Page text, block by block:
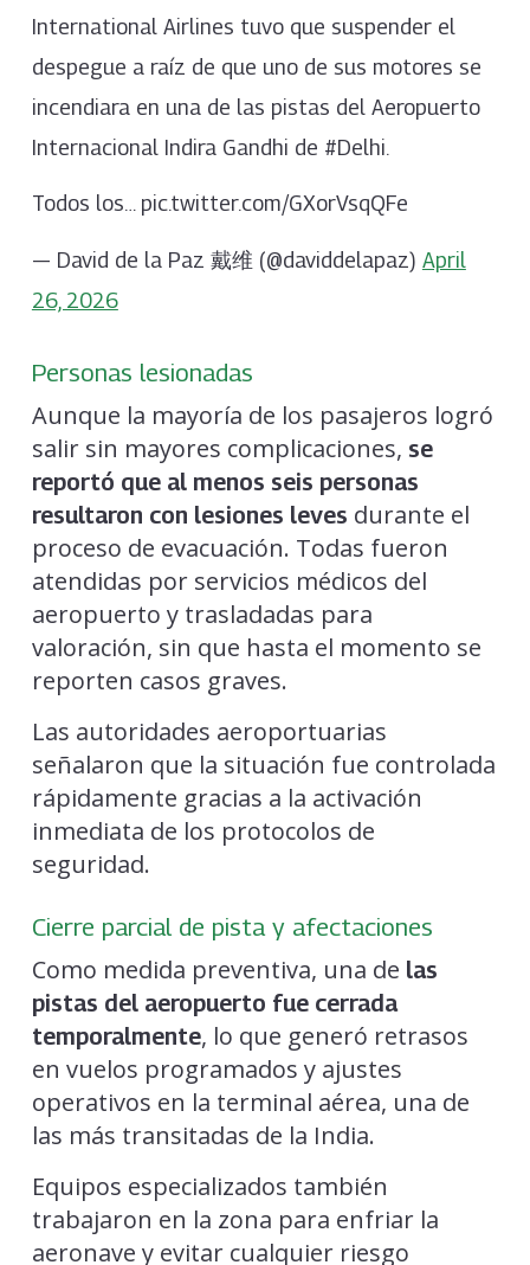
International Airlines tuvo que suspender el
despegue a raíz de que uno de sus motores se
incendiara en una de las pistas del Aeropuerto
Internacional Indira Gandhi de #Delhi.
Todos los… pic.twitter.com/GXorVsqQFe
— David de la Paz 戴维 (@daviddelapaz) April
26, 2026
Personas lesionadas
Aunque la mayoría de los pasajeros logró
salir sin mayores complicaciones, se
reportó que al menos seis personas
resultaron con lesiones leves durante el
proceso de evacuación. Todas fueron
atendidas por servicios médicos del
aeropuerto y trasladadas para
valoración, sin que hasta el momento se
reporten casos graves.
Las autoridades aeroportuarias
señalaron que la situación fue controlada
rápidamente gracias a la activación
inmediata de los protocolos de
seguridad.
Cierre parcial de pista y afectaciones
Como medida preventiva, una de las
pistas del aeropuerto fue cerrada
temporalmente, lo que generó retrasos
en vuelos programados y ajustes
operativos en la terminal aérea, una de
las más transitadas de la India.
Equipos especializados también
trabajaron en la zona para enfriar la
aeronave y evitar cualquier riesgo